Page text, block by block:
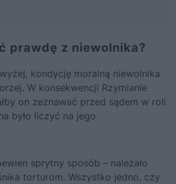
prawdę z niewolnika?
kondycję moralną niewolnika
W konsekwencji Rzymianie
on zeznawać przed sądem w roli
było liczyć na jego
sprytny sposób – należało
torturom. Wszystko jedno, czy